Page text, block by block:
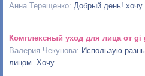
Добрый день! хочу
Комплексный уход для лица от gi
Использую
лицом. Хочу...